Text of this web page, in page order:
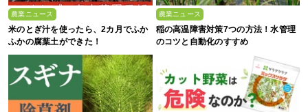
農業ニュース
米のとぎ汁を使ったら、2カ月でふか
ふかの腐葉土ができた！
農業ニュース
稲の高温障害対策7つの方法！水管理
のコツと自動化のすすめ